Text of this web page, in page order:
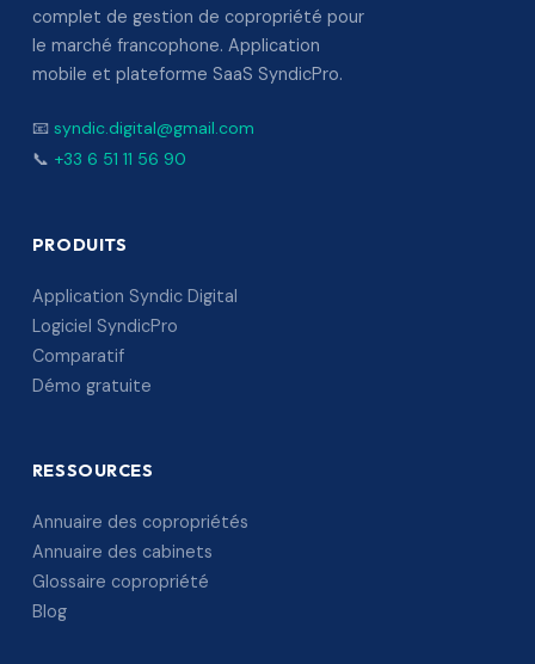
complet de gestion de copropriété pour
le marché francophone. Application
mobile et plateforme SaaS SyndicPro.
📧 syndic.digital@gmail.com
📞 +33 6 51 11 56 90
PRODUITS
Application Syndic Digital
Logiciel SyndicPro
Comparatif
Démo gratuite
RESSOURCES
Annuaire des copropriétés
Annuaire des cabinets
Glossaire copropriété
Blog